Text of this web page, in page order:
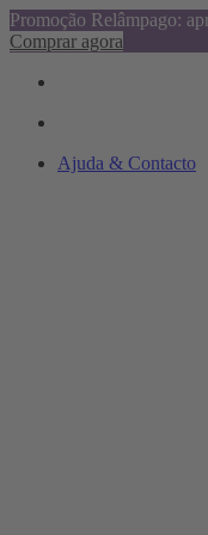
Promoção Relâmpago:
Comprar agora
Ajuda & Contacto